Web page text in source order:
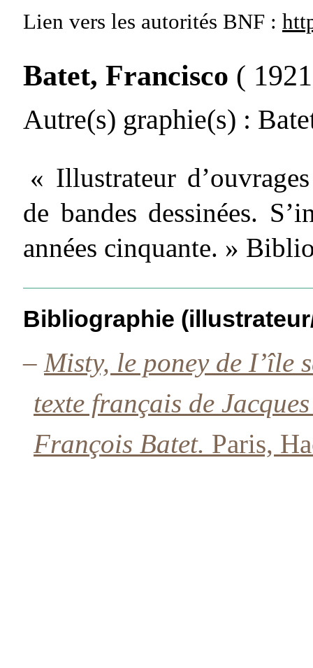
Lien vers les autorités BNF :
Batet, Francisco (
Autre(s) graphie(s) :
« Illustrateur
de bandes dessinées.
années cinquante. »
Bibliographie
– Misty, le poney de
texte français de
François Batet. Paris,